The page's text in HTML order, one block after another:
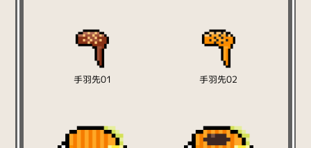
手羽先01 手羽先02